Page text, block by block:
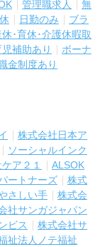
管理職求人
無
日勤のみ
ブラ
休･育休･介護休暇取
補助あり
ボーナ
金制度あり
株式会社日本ア
ソーシャルインク
ア２１
ALSOK
ートナーズ
株式
さしい手
株式会
社サンガジャパン
ビス
株式会社サ
祉法人ノテ福祉